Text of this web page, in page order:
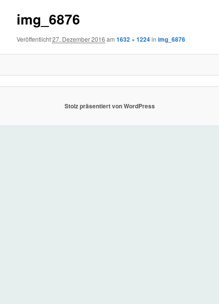
img_6876
Veröffentlicht27. Dezember 2016 am1632 × 1224inimg_6876
Stolz präsentiert von WordPress